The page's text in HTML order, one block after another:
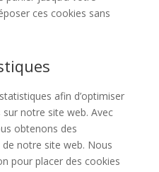
ces cookies sans
afin d’optimiser
sur notre site web. Avec
obtenons des
notre site web. Nous
pour placer des cookies